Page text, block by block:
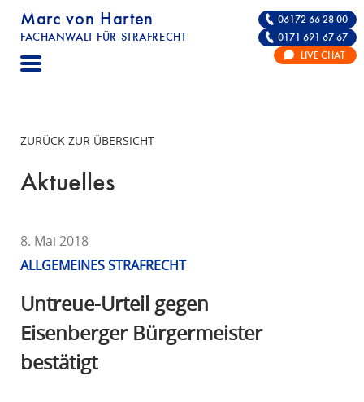
Marc von Harten
FACHANWALT FÜR STRAFRECHT
STRAFRECHT | RECHTSANWALT FÜR DIE
06172 66 28 00
0171 691 67 67
LIVE CHAT
ZURÜCK ZUR ÜBERSICHT
Aktuelles
8. Mai 2018
ALLGEMEINES STRAFRECHT
Untreue-Urteil gegen
Eisenberger Bürgermeister
bestätigt